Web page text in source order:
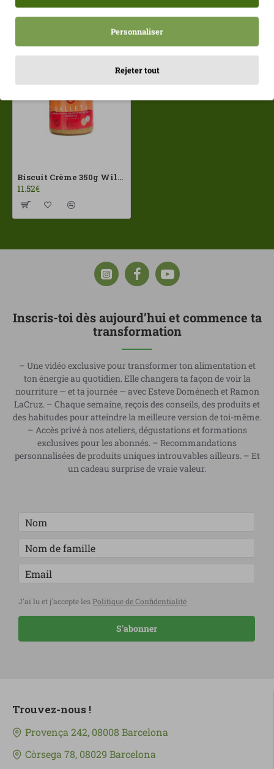
Récemment consulté Les plus vues
Biscuit Crème 350g Wild Balance
11.52€
Inscris-toi dès aujourd’hui et commence ta
transformation
– Une vidéo exclusive pour transformer ton alimentation et
ton énergie au quotidien. Elle changera ta façon de voir la
nourriture — et ta journée — avec Esteve Doménech et Ramon
LaCruz. – Chaque semaine, reçois des conseils, des produits et
des habitudes pour atteindre la meilleure version de toi-même.
– Accès privé à nos ateliers, dégustations et formations
exclusives pour les abonnés. – Recommandations
personnalisées de produits uniques introuvables ailleurs. – Et
un cadeau surprise de vraie valeur.
J'ai lu et j'accepte les Politique de Confidentialité
S'abonner
Trouvez-nous !
Provença 242, 08008 Barcelona
Còrsega 78, 08029 Barcelona
Personnaliser
Rejeter tout